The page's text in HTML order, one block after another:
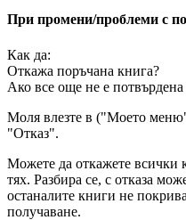
При промени/проблеми с
Как да:
Откажа поръчана книга?
Ако все още не е
Моля влезте в ("Моето
"Отказ".
Можете да откажете всички
тях. Разбира се, с отказа
останалите книги не
получаване.